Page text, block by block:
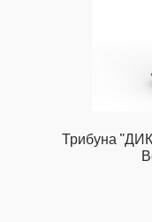
Трибуна